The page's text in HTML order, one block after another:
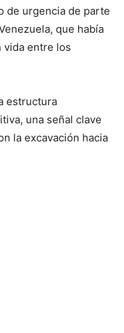
de urgencia de parte
que había
vida entre los
estructura
una señal clave
la excavación hacia